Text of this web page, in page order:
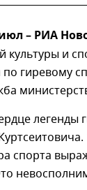
– РИА
культуры и
гиревому
легенды
спорта